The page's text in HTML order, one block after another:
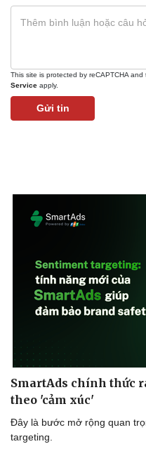
This site is protected by reCAPTCHA and
Service apply.
Gửi tin
SmartAds chính thức
theo 'cảm xúc'
Đây là bước mở rộng quan
targeting.